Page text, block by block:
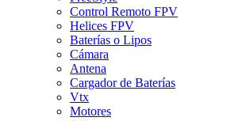
Control Remoto FPV
Helices FPV
Baterías o Lipos
Cámara
Antena
Cargador de Baterías
Vtx
Motores